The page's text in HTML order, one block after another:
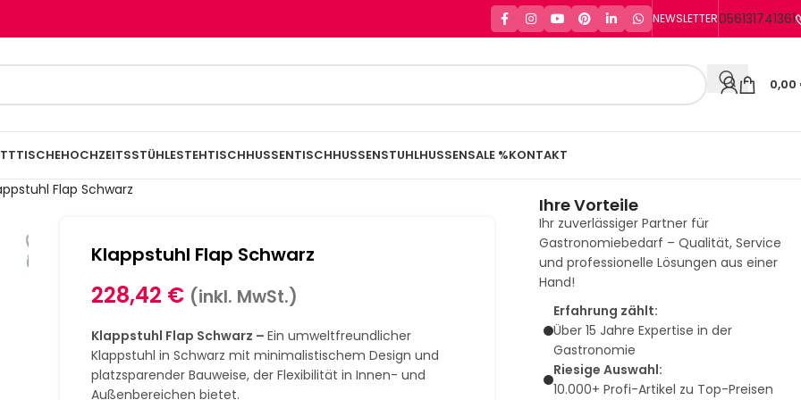
NEWSLETTER056131741361
0,00
HOCHZEITSSTÜHLESTEHTISCHHUSSENTISCHHUSSENSTUHLHUSSENSALE %KONTAKT
Flap Schwarz
Klappstuhl Flap Schwarz
228,42 € (inkl. MwSt.)
Klappstuhl Flap Schwarz –Ein umweltfreundlicher
Klappstuhl in Schwarz mit minimalistischem Design und
platzsparender Bauweise, der Flexibilität in Innen- und
Außenbereichen bietet.
Ihre Vorteile
Ihr zuverlässiger Partner für
Gastronomiebedarf – Qualität, Service
und professionelle Lösungen aus einer
Hand!
Erfahrung zählt:
Über 15 Jahre Expertise in der
Gastronomie
Riesige Auswahl:
10.000+ Profi-Artikel zu Top-Preisen